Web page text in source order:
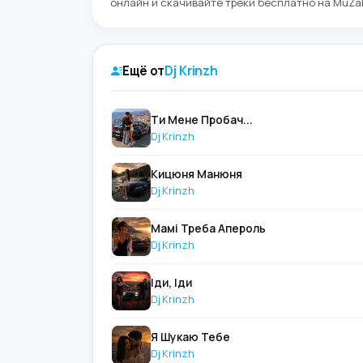
Ещё отDj Krinzh
Ти Мене Пробач...
Dj Krinzh
Кицюня Манюня
Dj Krinzh
Мамі Треба Апероль
Dj Krinzh
Іди, Іди
Dj Krinzh
Я Шукаю Тебе
Dj Krinzh